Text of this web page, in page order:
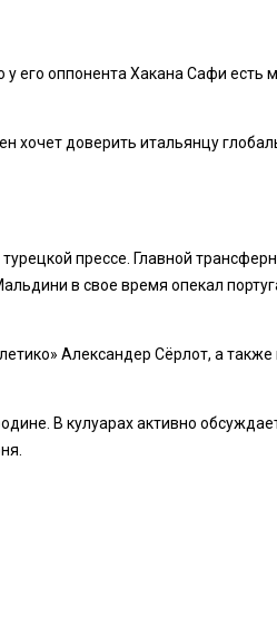
оппонента Хакана Сафи
доверить итальянцу
прессе. Главной
в свое время опекал
Александер Сёрлот, а
В кулуарах активно